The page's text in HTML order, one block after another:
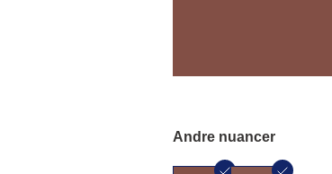
Andre nuancer